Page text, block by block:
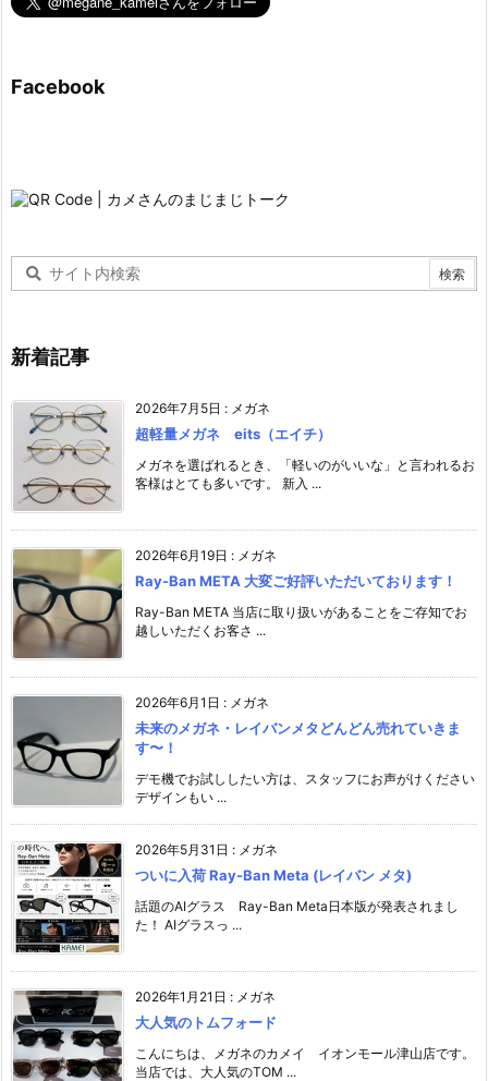
Facebook
新着記事
2026年7月5日 : メガネ
超軽量メガネ eits（エイチ）
メガネを選ばれるとき、「軽いのがいいな」と言われるお
客様はとても多いです。 新入 ...
2026年6月19日 : メガネ
Ray-Ban META 大変ご好評いただいております！
Ray-Ban META 当店に取り扱いがあることをご存知でお
越しいただくお客さ ...
2026年6月1日 : メガネ
未来のメガネ・レイバンメタどんどん売れていきま
す〜！
デモ機でお試ししたい方は、スタッフにお声がけください️
デザインもい ...
2026年5月31日 : メガネ
ついに入荷 Ray-Ban Meta (レイバン メタ)
話題のAIグラス Ray-Ban Meta日本版が発表されまし
た！ AIグラスっ ...
2026年1月21日 : メガネ
大人気のトムフォード
こんにちは、メガネのカメイ イオンモール津山店です。
当店では、大人気のTOM ...